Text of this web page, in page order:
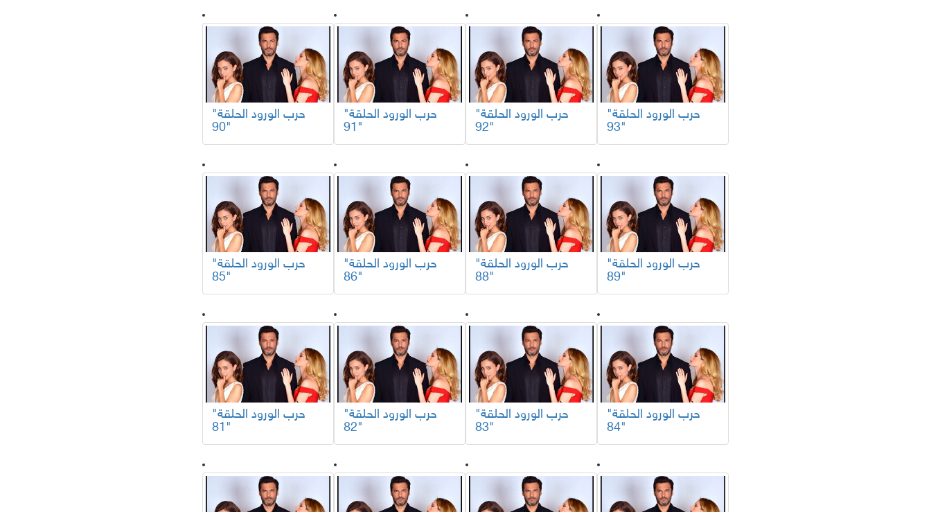
"حرب الورود الحلقة
93"
"حرب الورود الحلقة
92"
"حرب الورود الحلقة
91"
"حرب الورود الحلقة
90"
"حرب الورود الحلقة
89"
"حرب الورود الحلقة
88"
"حرب الورود الحلقة
86"
"حرب الورود الحلقة
85"
"حرب الورود الحلقة
84"
"حرب الورود الحلقة
83"
"حرب الورود الحلقة
82"
"حرب الورود الحلقة
81"